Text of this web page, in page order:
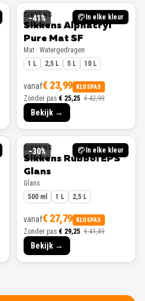
−41% In elke kleur
SIKKENS
Sikkens Alphacryl
Pure Mat SF
Mat · Watergedragen
1 L
2,5 L 5 L 10 L
vanaf€ 23,99 KLUSPAS
Zonder pas € 25,25 € 42,99
Bekijk →
−30% In elke kleur
SIKKENS
Sikkens Rubbol EPS
Glans
Glans
500 ml
1 L 2,5 L
vanaf€ 27,79 KLUSPAS
Zonder pas € 29,25 € 41,49
Bekijk →